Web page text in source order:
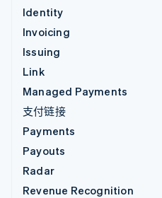
Identity
Invoicing
Issuing
Link
Managed Payments
支付链接
Payments
Payouts
Radar
Revenue Recognition